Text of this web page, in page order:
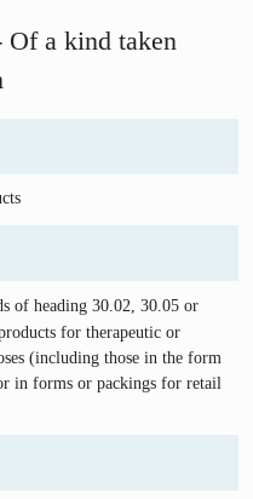
Of a kind taken
of heading 30.02, 30.05 or
for therapeutic or
(including those in the form
in forms or packings for retail